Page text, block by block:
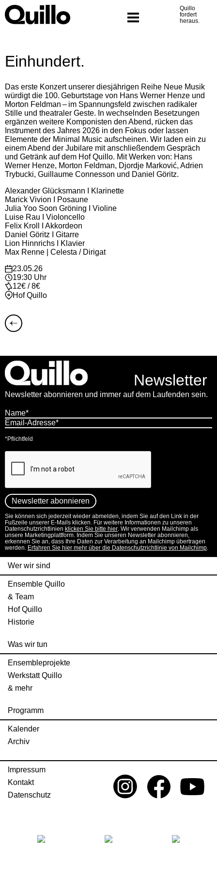
Skip
to
content
Quillo
fordert
heraus.
Programm
Einhundert.
Das erste Konzert unserer diesjährigen Reihe Neue Musik
würdigt die 100. Geburtstage von Hans Werner Henze und
Morton Feldman – im Spannungsfeld zwischen radikaler
Stille und theatraler Geste. In wechselnden Besetzungen
ergänzen weitere Komponisten den Abend, rücken das
Instrument des Jahres 2026 in den Fokus oder lassen
Elemente der Minimal Music aufscheinen. Wir laden ein zu
einem Abend der Jubilare mit anschließendem Gespräch
und Getränk auf dem Hof Quillo. Mit Werken von: Hans
Werner Henze, Morton Feldman, Djordje Marković, Adrien
Trybucki, Guillaume Connesson und Daniel Göritz.
Alexander Glücksmann I Klarinette
Marick Vivion I Posaune
Julia Yoo Soon Gröning I Violine
Luise Rau I Violoncello
Felix Kroll I Akkordeon
Daniel Göritz I Gitarre
Lion Hinnrichs I Klavier
Max Renne | Celesta / Dirigat
23.05.26
19:30 Uhr
12€ / 8€
Hof Quillo
Newsletter
Newsletter abonnieren und immer auf dem Laufenden sein.
*Pflichtfeld
Sie können sich jederzeit wieder abmelden, indem Sie auf den Link in der
Fußzeile unserer E-Mails klicken. Für weitere Informationen zu unseren
Datenschutzrichtlinien klicken Sie bitte hier. Wir verwenden Mailchimp als
unsere Marketingplattform. Indem Sie unseren Newsletter abonnieren,
erkennen Sie an, dass Ihre Daten zur Verarbeitung an Mailchimp übertragen
werden. Erfahren Sie hier mehr über die Datenschutzrichtlinie von Mailchimp.
Wer wir sind
Ensemble Quillo
& Team
Hof Quillo
Historie
Was wir tun
Ensembleprojekte
Werkstatt Quillo
& mehr
Programm
Kalender
Archiv
Impressum
Kontakt
Datenschutz